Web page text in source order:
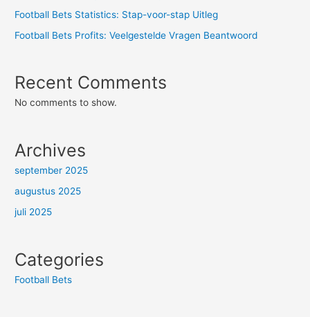
Football Bets Statistics: Stap-voor-stap Uitleg
Football Bets Profits: Veelgestelde Vragen Beantwoord
Recent Comments
No comments to show.
Archives
september 2025
augustus 2025
juli 2025
Categories
Football Bets